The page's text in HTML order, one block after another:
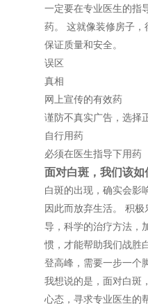
一定要在专业医生的指
药。 这就像装修房子
保证质量和安全。
误区
真相
网上宣传的有效药
谨防不真实广告，选择
自行用药
必须在医生指导下用药
面对白斑，我们该如
白斑的出现，确实会影
因此而放弃生活。 积
导，科学的治疗方法，
惯，才能帮助我们战胜
登高峰，需要一步一个
我想说的是，面对白斑
心态，寻求专业医生的